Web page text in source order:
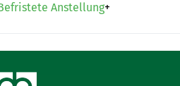
Anstellung+